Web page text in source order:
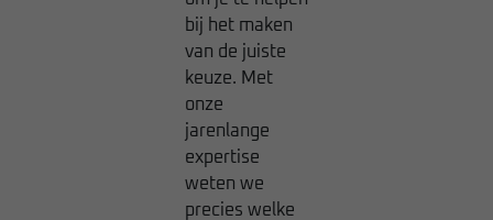
bij het maken
van de juiste
keuze. Met
onze
jarenlange
expertise
weten we
precies welke